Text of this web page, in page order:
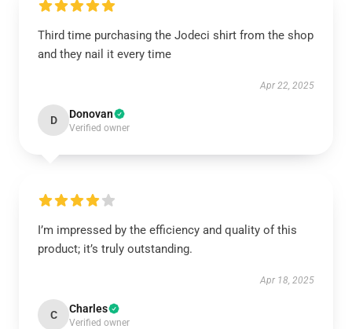
Third time purchasing the Jodeci shirt from the shop
and they nail it every time
Apr 22, 2025
D Donovan
Verified owner
I’m impressed by the efficiency and quality of this
product; it’s truly outstanding.
Apr 18, 2025
C Charles
Verified owner